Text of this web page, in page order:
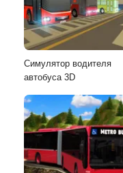
Симулятор водителя
автобуса 3D